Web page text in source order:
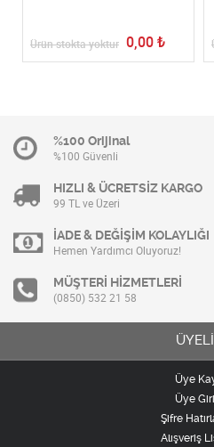
Ürün stokta yoktur 0,00 ₺
%100 Orijinal
%100 Güvenli
HIZLI & ÜCRETSİZ KARGO
99 TL ve Üzeri
İADE & DEĞİŞİM KOLAYLIĞI
Hemen Yardımcı Oluyoruz!
MÜŞTERİ HİZMETLERİ
(0850) 532 21 58
Üye
Üye
Şifre
Alışveriş